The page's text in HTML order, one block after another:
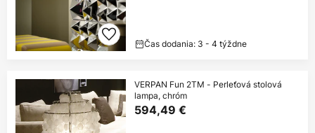
Čas dodania: 3 - 4 týždne
VERPAN Fun 2TM - Perleťová stolová
lampa, chróm
594,49 €